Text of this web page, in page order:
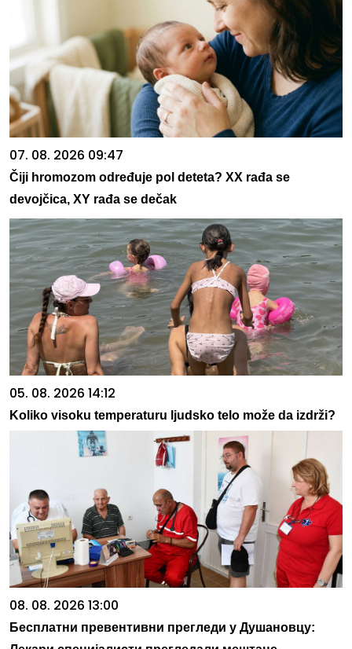
07. 08. 2026 09:47
Čiji hromozom određuje pol deteta? XX rađa se
devojčica, XY rađa se dečak
05. 08. 2026 14:12
Koliko visoku temperaturu ljudsko telo može da izdrži?
08. 08. 2026 13:00
Бесплатни превентивни прегледи у Душановцу: